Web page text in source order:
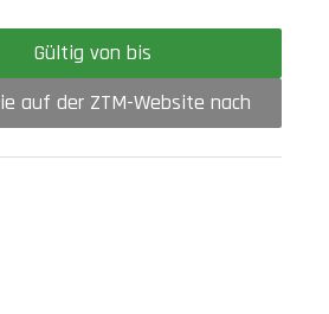
Gültig von bis
auf der ZTM-Website nach